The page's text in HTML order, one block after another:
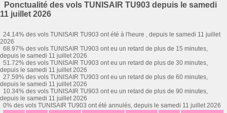
Ponctualité des vols TUNISAIR TU903 depuis le samedi
11 juillet 2026
24.14% des vols TUNISAIR TU903 ont été à l'heure , depuis le samedi 11 juillet
2026
68.97% des vols TUNISAIR TU903 ont eu un retard de plus de 15 minutes,
depuis le samedi 11 juillet 2026
51.72% des vols TUNISAIR TU903 ont eu un retard de plus de 30 minutes,
depuis le samedi 11 juillet 2026
27.59% des vols TUNISAIR TU903 ont eu un retard de plus de 60 minutes,
depuis le samedi 11 juillet 2026
10.34% des vols TUNISAIR TU903 ont eu un retard de plus de 90 minutes,
depuis le samedi 11 juillet 2026
0% des vols TUNISAIR TU903 ont été annulés, depuis le samedi 11 juillet 2026